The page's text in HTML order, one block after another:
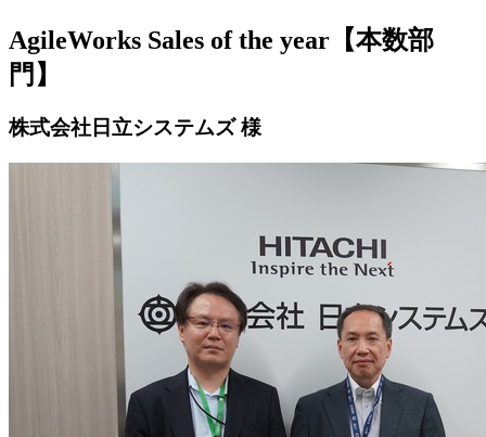
AgileWorks Sales of the year【本数部
門】
株式会社日立システムズ 様